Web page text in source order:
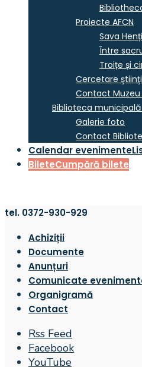
Proiecte AFCN
Sava
Între
Troițe și
Cercetare
Contact Muzeu
Biblioteca municipală
Galerie foto
Contact
Calendar evenimente
BileteCumpără bilete
tel. 0372-930-929
Achiziții
Documente
Anunțuri
Comunicate
Organigramă
Contact
Rss Feed
Facebook
YouTube